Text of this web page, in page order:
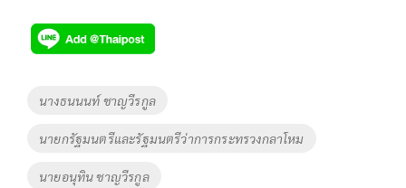
e
b
o
o
k
tt
er
p
y
Li
n
k
Tags
นางธนนนท์ ชาญวีรกูล
นายกรัฐมนตรีและรัฐมนตรีว่าการกระทรวงกลาโหม
นายอนุทิน ชาญวีรกูล